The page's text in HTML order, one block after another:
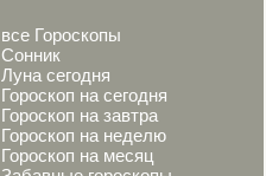
все Гороскопы
Сонник
Луна сегодня
Гороскоп на сегодня
Гороскоп на завтра
Гороскоп на неделю
Гороскоп на месяц